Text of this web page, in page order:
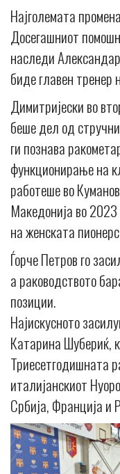
Најголемата
Досегашниот
наследи
биде главен тренер
Димитријески во
беше дел од
ги познава
функционирање на
работеше во
Македонија во
на женската
Ѓорче Петров го
а раководството
позиции.
Најискусното
Катарина Шубериќ,
Триесетгодишната
италијанскиот
Србија, Франција и